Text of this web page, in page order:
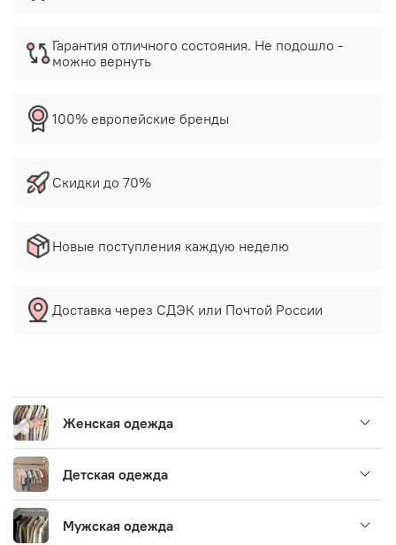
Гарантия отличного состояния. Не подошло -
можно вернуть
100% европейские бренды
Скидки до 70%
Новые поступления каждую неделю
Доставка через СДЭК или Почтой России
Женская одежда
Детская одежда
Мужская одежда